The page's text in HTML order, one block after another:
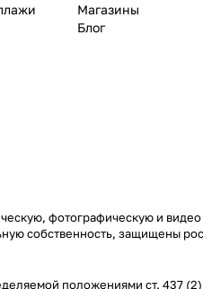
Магазины
Блог
фотографическую и
собственность, защищены
положениями ст. 437